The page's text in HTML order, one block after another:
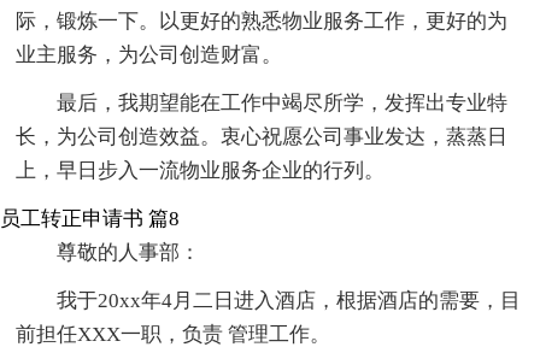
际，锻炼一下。以更好的熟悉物业服务工作，更好的为
业主服务，为公司创造财富。
最后，我期望能在工作中竭尽所学，发挥出专业特
长，为公司创造效益。衷心祝愿公司事业发达，蒸蒸日
上，早日步入一流物业服务企业的行列。
员工转正申请书 篇8
尊敬的人事部：
我于20xx年4月二日进入酒店，根据酒店的需要，目
前担任XXX一职，负责 管理工作。